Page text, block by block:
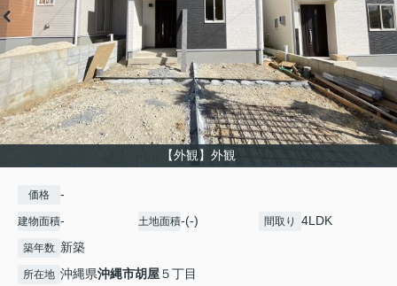
【外観】外観
価格 -
建物面積- 土地面積-(-) 間取り 4LDK
築年数 新築
所在地 沖縄県沖縄市胡屋５丁目